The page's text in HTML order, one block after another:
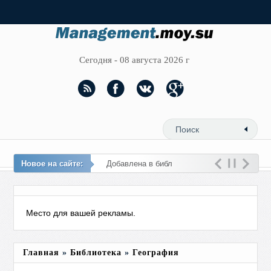
Сегодня - 08 августа 2026 г
Новое на сайте: Добавлена в библиотеку
Место для вашей рекламы.
Главная »Библиотека »География